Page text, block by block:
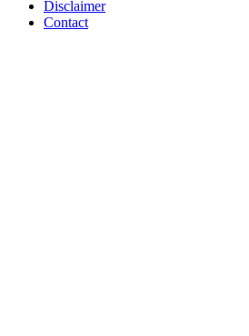
Disclaimer
Contact